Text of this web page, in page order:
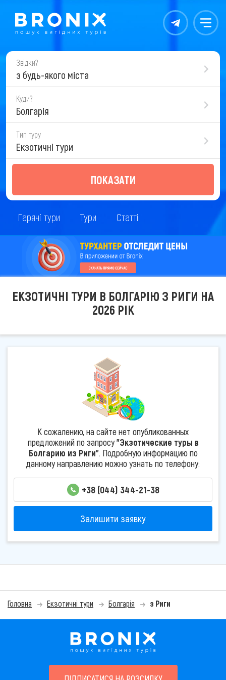
Контакты Меню
Звідки?
з будь-якого міста
Куди?
Болгарія
Тип туру
Екзотичні тури
ПОКАЗАТИ
Гарячі тури Тури Статті
ЕКЗОТИЧНІ ТУРИ В БОЛГАРІЮ З РИГИ НА
2026 РІК
К сожалению, на сайте нет опубликованных
предложений по запросу"Экзотические туры в
Болгарию из Риги". Подробную информацию по
данному направлению можно узнать по телефону:
+38 (044) 344-21-38
Залишити заявку
Головна Екзотичні тури Болгарія з Риги